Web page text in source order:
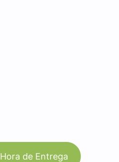
de Entrega